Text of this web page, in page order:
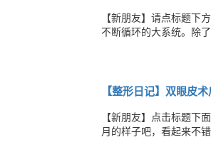
【新朋友】请点标题下
不断循环的大系统。除
【整形日记】双眼皮
【新朋友】点击标题下
月的样子吧，看起来不